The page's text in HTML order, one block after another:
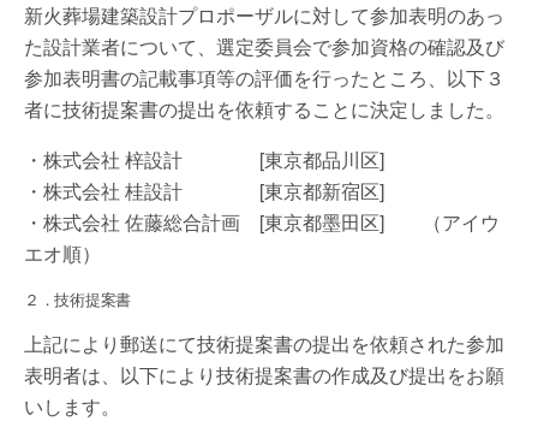
新火葬場建築設計プロポーザルに対して参加表明のあっ
た設計業者について、選定委員会で参加資格の確認及び
参加表明書の記載事項等の評価を行ったところ、以下３
者に技術提案書の提出を依頼することに決定しました。
・株式会社 梓設計 [東京都品川区]
・株式会社 桂設計 [東京都新宿区]
・株式会社 佐藤総合計画 [東京都墨田区] （アイウ
エオ順）
２．技術提案書
上記により郵送にて技術提案書の提出を依頼された参加
表明者は、以下により技術提案書の作成及び提出をお願
いします。